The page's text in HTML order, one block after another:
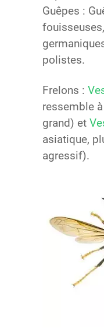
Guêpes :
polistes.
Frelons :
ressemble
grand) et
asiatique,
agressif).